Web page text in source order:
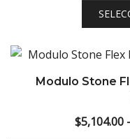
Modulo Stone
$5,104.00 -